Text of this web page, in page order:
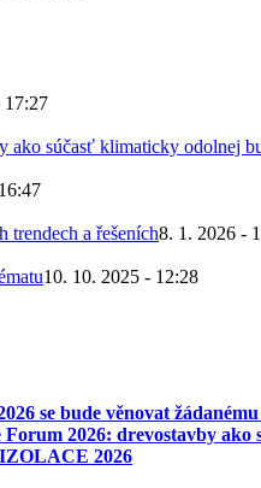
17:27
ako súčasť klimaticky odolnej
trendech a řešeních8. 1. 2026 -
10. 10. 2025 - 12:28
se bude věnovat
2026: drevostavby
2026